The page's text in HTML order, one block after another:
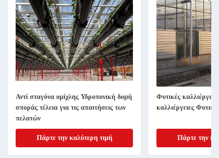
Αντί σταγόνα ομίχλης Υδροπονική δομή
σποράς τέλεια για τις απαιτήσεις των
πελατών
Πάρτε την καλύτερη τιμή
Φυτικές
καλλιέργειες
Πάρτε την